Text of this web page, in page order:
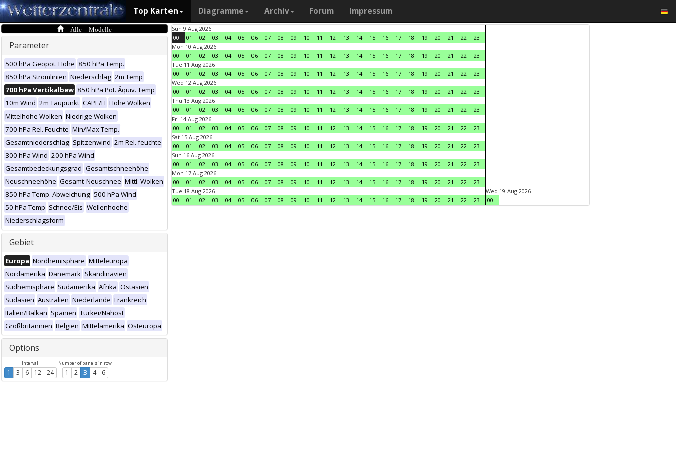
Top Karten Diagramme Archiv Forum Impressum
Alle Modelle
Parameter
500 hPa Geopot. Höhe 850 hPa Temp.
850 hPa Stromlinien Niederschlag 2m Temp
700 hPa Vertikalbew 850 hPa Pot. Äquiv. Temp
10m Wind 2m Taupunkt CAPE/LI Hohe Wolken
Mittelhohe Wolken Niedrige Wolken
700 hPa Rel. Feuchte Min/Max Temp.
Gesamtniederschlag Spitzenwind 2m Rel. feuchte
300 hPa Wind 200 hPa Wind
Gesamtbedeckungsgrad Gesamtschneehöhe
Neuschneehöhe Gesamt-Neuschnee Mittl. Wolken
850 hPa Temp. Abweichung 500 hPa Wind
50 hPa Temp Schnee/Eis Wellenhoehe
Niederschlagsform
Gebiet
Europa Nordhemisphäre Mitteleuropa
Nordamerika Dänemark Skandinavien
Südhemisphäre Südamerika Afrika Ostasien
Südasien Australien Niederlande Frankreich
Italien/Balkan Spanien Türkei/Nahost
Großbritannien Belgien Mittelamerika Osteuropa
Options
Intervall
1 3 6 12 24
Number of panels in row
1 2 3 4 6
Sun 9 Aug 2026
00
01 02 03 04 05 06 07 08 09 10 11 12 13 14 15 16 17 18 19 20 21 22
23
Mon 10 Aug 2026
00
01 02 03 04 05 06 07 08 09 10 11 12 13 14 15 16 17 18 19 20 21 22
23
Tue 11 Aug 2026
00
01 02 03 04 05 06 07 08 09 10 11 12 13 14 15 16 17 18 19 20 21 22
23
Wed 12 Aug 2026
00
01 02 03 04 05 06 07 08 09 10 11 12 13 14 15 16 17 18 19 20 21 22
23
Thu 13 Aug 2026
00
01 02 03 04 05 06 07 08 09 10 11 12 13 14 15 16 17 18 19 20 21 22
23
Fri 14 Aug 2026
00
01 02 03 04 05 06 07 08 09 10 11 12 13 14 15 16 17 18 19 20 21 22
23
Sat 15 Aug 2026
00
01 02 03 04 05 06 07 08 09 10 11 12 13 14 15 16 17 18 19 20 21 22
23
Sun 16 Aug 2026
00
01 02 03 04 05 06 07 08 09 10 11 12 13 14 15 16 17 18 19 20 21 22
23
Mon 17 Aug 2026
00
01 02 03 04 05 06 07 08 09 10 11 12 13 14 15 16 17 18 19 20 21 22
23
Tue 18 Aug 2026
00
01 02 03 04 05 06 07 08 09 10 11 12 13 14 15 16 17 18 19 20 21 22 23
Wed 19 Aug 2026
00